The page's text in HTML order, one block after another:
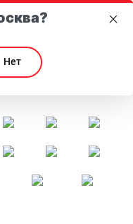
2020
Нет